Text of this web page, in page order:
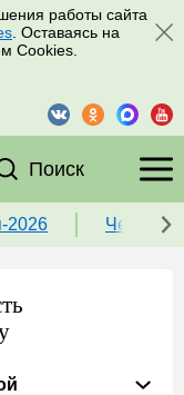
работы сайта
. Оставаясь на
Cookies.
Поиск
2026 Чек-